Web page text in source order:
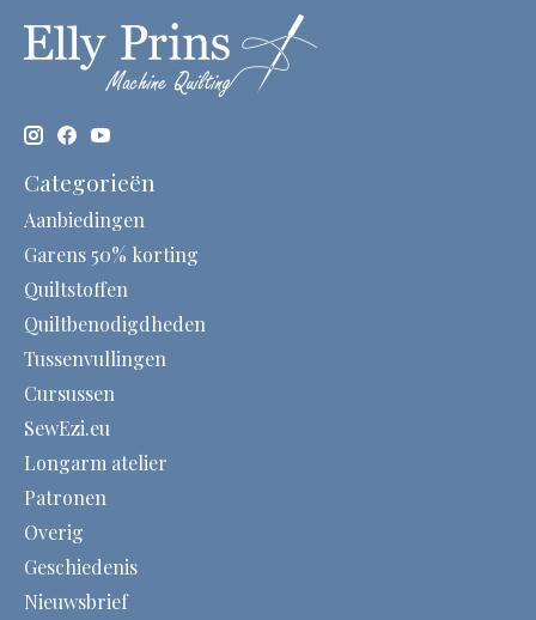
Categorieën
Aanbiedingen
Garens 50% korting
Quiltstoffen
Quiltbenodigdheden
Tussenvullingen
Cursussen
SewEzi.eu
Longarm atelier
Patronen
Overig
Geschiedenis
Nieuwsbrief